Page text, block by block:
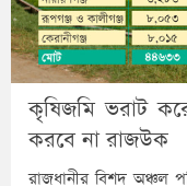
কৃষিজমি ভরাট
করবে না রাজউক
রাজধানীর বিশদ অঞ্চল